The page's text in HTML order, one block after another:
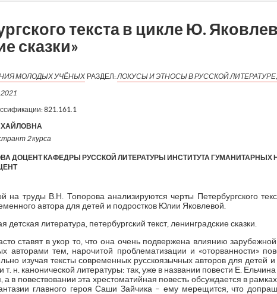
текста в цикле Ю.
сказки»
МОЛОДЫХ УЧЁНЫХ РАЗДЕЛ:ЛОКУСЫ И ЭТНОСЫ В РУССКОЙ
821.161.1
2 курса
ДОЦЕНТ КАФЕДРЫ РУССКОЙ ЛИТЕРАТУРЫ ИНСТИТУТА ГУМАНИТАРНЫХ
на труды В.Н. Топорова анализируются черты Петербургского
автора для детей и подростков Юлии Яковлевой.
литература, петербургский текст, ленинградские сказки.
ставят в укор то, что она очень подвержена влиянию
авторами тем, нарочитой проблематизации и «оторванности»
изучая тексты современных русскоязычных авторов для детей
н. канонической литературы: так, уже в названии повести Е.
в повествовании эта хрестоматийная повесть обсуждается в
главного героя Саши Зайчика – ему мерещится, что